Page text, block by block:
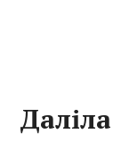
Даліла